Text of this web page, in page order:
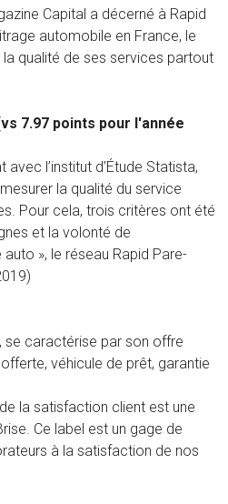
Capital a décerné à Rapid
automobile en France, le
qualité de ses services partout
7.97 points pour l'année
l’institut d’Étude Statista,
la qualité du service
Pour cela, trois critères ont été
et la volonté de
», le réseau Rapid Pare-
se caractérise par son offre
véhicule de prêt, garantie
la satisfaction client est une
Ce label est un gage de
à la satisfaction de nos